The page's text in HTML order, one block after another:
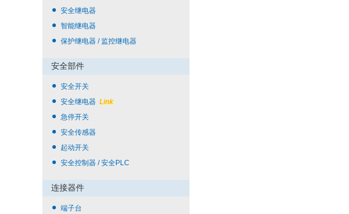
安全继电器
智能继电器
保护继电器 / 监控继电器
安全部件
安全开关
安全继电器 Link
急停开关
安全传感器
起动开关
安全控制器 / 安全PLC
连接器件
端子台